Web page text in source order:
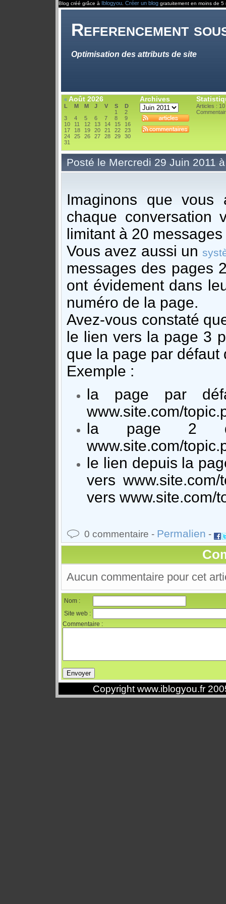
Blog créé grâce à Iblogyou Créer un blog gratuitement en moins de 5
Referencement
Optimisation des attributs de site
« Août 2026
L M M J V S
D
1
2
3
4 5 6 7 8
9
10
11 12 13 14 15
16
17
18 19 20 21 22
23
24
25 26 27 28 29
30
31
Archives
Articles : 10
Posté le Mercredi 29 Juin 2011
Imaginons que
chaque conversation
limitant à 20
Vous avez aussi un
messages des pages
ont évidement dans
numéro de la page.
Avez-vous constaté
le lien vers la page 3
que la page par défaut
Exemple :
la page par
www.site.com/
la page 2
www.site.com/
le lien depuis la
vers
vers www.site.com/
0 commentaire - Permalien -
Aucun commentaire pour cet
Nom :
Site web :
Commentaire :
Copyright www.iblogyou.fr